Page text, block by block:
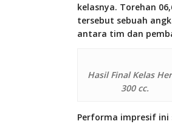
kelasnya. Torehan
tersebut sebuah
antara tim dan
Hasil Final Kelas
300 cc.
Performa impresif ini